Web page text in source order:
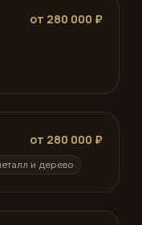
от 280 000 ₽
от 280 000 ₽
и дерево